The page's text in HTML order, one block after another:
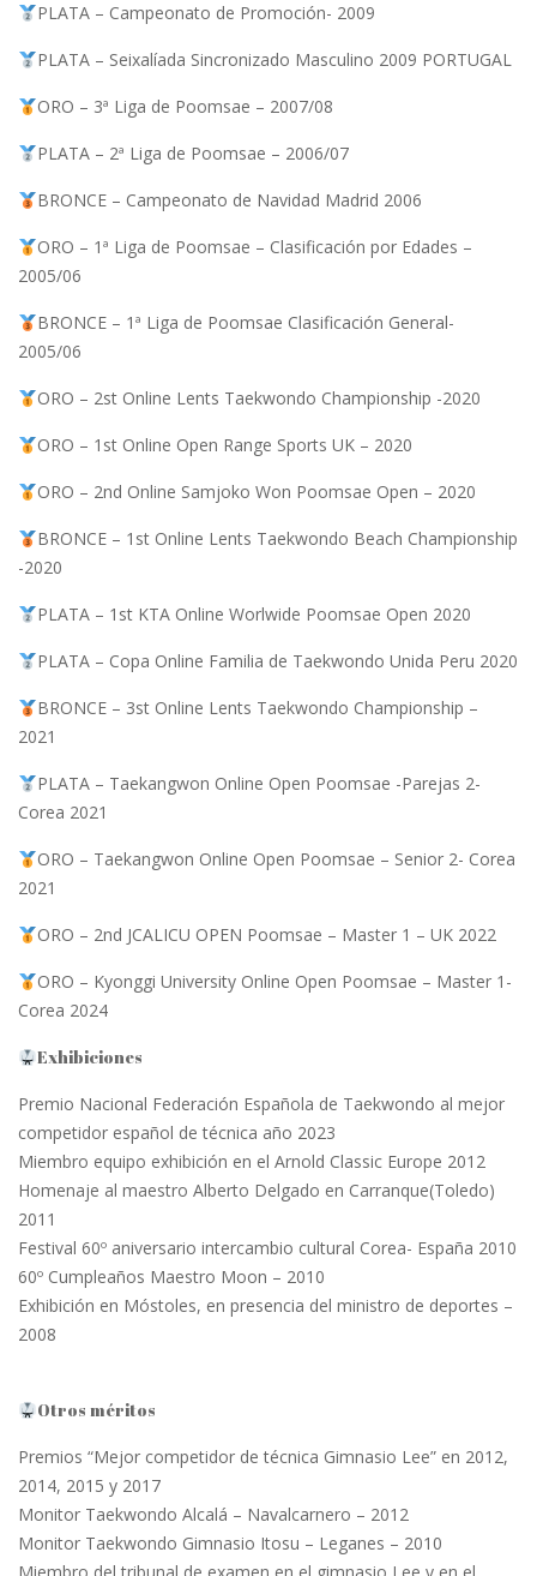
PLATA – Campeonato de Promoción- 2009
PLATA – Seixalíada Sincronizado Masculino 2009 PORTUGAL
ORO – 3ª Liga de Poomsae – 2007/08
PLATA – 2ª Liga de Poomsae – 2006/07
BRONCE – Campeonato de Navidad Madrid 2006
ORO – 1ª Liga de Poomsae – Clasificación por Edades –
2005/06
BRONCE – 1ª Liga de Poomsae Clasificación General-
2005/06
ORO – 2st Online Lents Taekwondo Championship -2020
ORO – 1st Online Open Range Sports UK – 2020
ORO – 2nd Online Samjoko Won Poomsae Open – 2020
BRONCE – 1st Online Lents Taekwondo Beach Championship
-2020
PLATA – 1st KTA Online Worlwide Poomsae Open 2020
PLATA – Copa Online Familia de Taekwondo Unida Peru 2020
BRONCE – 3st Online Lents Taekwondo Championship –
2021
PLATA – Taekangwon Online Open Poomsae -Parejas 2-
Corea 2021
ORO – Taekangwon Online Open Poomsae – Senior 2- Corea
2021
ORO – 2nd JCALICU OPEN Poomsae – Master 1 – UK 2022
ORO – Kyonggi University Online Open Poomsae – Master 1-
Corea 2024
Exhibiciones
Premio Nacional Federación Española de Taekwondo al mejor
competidor español de técnica año 2023
Miembro equipo exhibición en el Arnold Classic Europe 2012
Homenaje al maestro Alberto Delgado en Carranque(Toledo)
2011
Festival 60º aniversario intercambio cultural Corea- España 2010
60º Cumpleaños Maestro Moon – 2010
Exhibición en Móstoles, en presencia del ministro de deportes –
2008
Otros méritos
Premios “Mejor competidor de técnica Gimnasio Lee” en 2012,
2014, 2015 y 2017
Monitor Taekwondo Alcalá – Navalcarnero – 2012
Monitor Taekwondo Gimnasio Itosu – Leganes – 2010